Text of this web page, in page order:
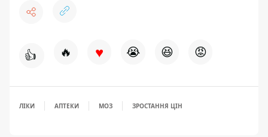
👍 🔥 ♥ 😭 😆 😡
ЛІКИ АПТЕКИ МОЗ ЗРОСТАННЯ ЦІН